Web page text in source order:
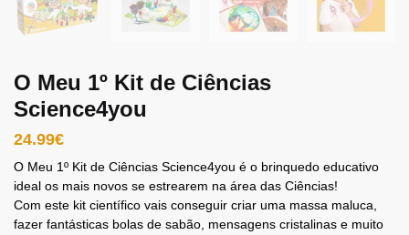
O Meu 1º Kit de Ciências
Science4you
24.99€
O Meu 1º Kit de Ciências Science4you é o brinquedo educativo
ideal os mais novos se estrearem na área das Ciências!
Com este kit científico vais conseguir criar uma massa maluca,
fazer fantásticas bolas de sabão, mensagens cristalinas e muito